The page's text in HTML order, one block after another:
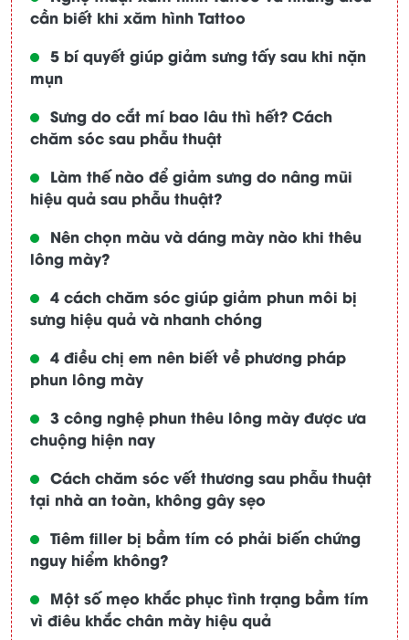
cần biết khi xăm hình Tattoo
5 bí quyết giúp giảm sưng tấy sau khi nặn
mụn
Sưng do cắt mí bao lâu thì hết? Cách
chăm sóc sau phẫu thuật
Làm thế nào để giảm sưng do nâng mũi
hiệu quả sau phẫu thuật?
Nên chọn màu và dáng mày nào khi thêu
lông mày?
4 cách chăm sóc giúp giảm phun môi bị
sưng hiệu quả và nhanh chóng
4 điều chị em nên biết về phương pháp
phun lông mày
3 công nghệ phun thêu lông mày được ưa
chuộng hiện nay
Cách chăm sóc vết thương sau phẫu thuật
tại nhà an toàn, không gây sẹo
Tiêm filler bị bầm tím có phải biến chứng
nguy hiểm không?
Một số mẹo khắc phục tình trạng bầm tím
vì điêu khắc chân mày hiệu quả